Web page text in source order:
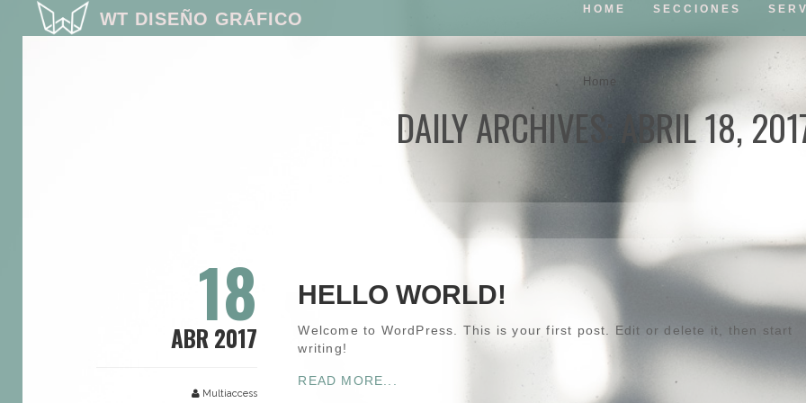
HOME SECCIONES
WT DISEÑO GRÁFICO
Home
DAILY ARCHIVES: ABRIL 18,
18
ABR 2017
Multiaccess
HELLO WORLD!
Welcome to WordPress. This is your first post. Edit or delete it, then start
writing!
READ MORE...